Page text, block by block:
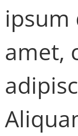
ipsum
amet,